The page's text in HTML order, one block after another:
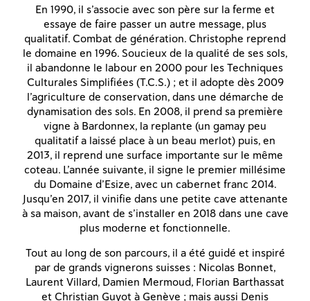
En 1990, il s’associe avec son père sur la ferme et
essaye de faire passer un autre message, plus
qualitatif. Combat de génération. Christophe reprend
le domaine en 1996. Soucieux de la qualité de ses sols,
il abandonne le labour en 2000 pour les Techniques
Culturales Simplifiées (T.C.S.) ; et il adopte dès 2009
l’agriculture de conservation, dans une démarche de
dynamisation des sols. En 2008, il prend sa première
vigne à Bardonnex, la replante (un gamay peu
qualitatif a laissé place à un beau merlot) puis, en
2013, il reprend une surface importante sur le même
coteau. L’année suivante, il signe le premier millésime
du Domaine d’Esize, avec un cabernet franc 2014.
Jusqu’en 2017, il vinifie dans une petite cave attenante
à sa maison, avant de s’installer en 2018 dans une cave
plus moderne et fonctionnelle.
Tout au long de son parcours, il a été guidé et inspiré
par de grands vignerons suisses : Nicolas Bonnet,
Laurent Villard, Damien Mermoud, Florian Barthassat
et Christian Guyot à Genève ; mais aussi Denis